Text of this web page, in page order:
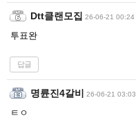
Dtt클랜모집 26-06-21 00:24
투표완
답글
명륜진4갈비 26-06-21 03:03
ㅌㅇ